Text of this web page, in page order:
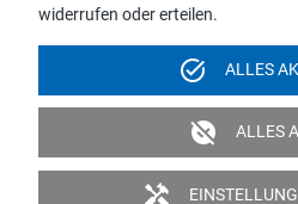
widerrufen oder erteilen.
task_alt ALLES
unpublished ALLES
handyman